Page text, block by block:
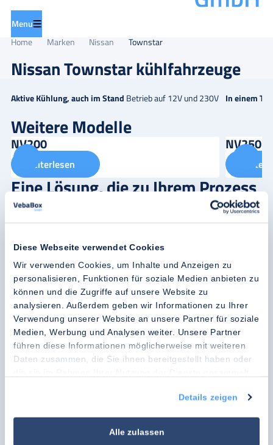
Diese Webseite verwendet Cookies
Wir verwenden Cookies, um Inhalte und Anzeigen zu
personalisieren, Funktionen für soziale Medien anbieten zu
können und die Zugriffe auf unsere Website zu
analysieren. Außerdem geben wir Informationen zu Ihrer
Verwendung unserer Website an unsere Partner für soziale
Medien, Werbung und Analysen weiter. Unsere Partner
führen diese Informationen möglicherweise mit weiteren
Daten zusammen, die Sie ihnen bereitgestellt haben oder
Details zeigen
Alle zulassen
Menu
Home
Marken Nissan Townstar
Nissan Townstar kühlfahrzeuge
Aktive Kühlung, auch im Stand Betrieb auf 12V und 230V In einem
Weitere Modelle
NV200
Weiterlesen
NV250
Eine Lösung, die zu Ihrem Prozess
passt?
Unsere Experten stehen bereit, um Sie persönlich zur optimalen
Maßgeschneiderte Beratung von Kühlketten-Experten
Jahrzehntelange Erfahrung in der Kühlkette greifbar nah
Preisliste herunterladen
Kennenlerngespräch vereinbaren